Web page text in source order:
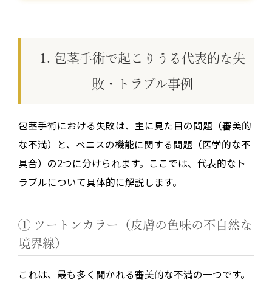
1. 包茎手術で起こりうる代表的な失
敗・トラブル事例
包茎手術における失敗は、主に見た目の問題（審美的
な不満）と、ペニスの機能に関する問題（医学的な不
具合）の2つに分けられます。ここでは、代表的なト
ラブルについて具体的に解説します。
① ツートンカラー（皮膚の色味の不自然な
境界線）
これは、最も多く聞かれる審美的な不満の一つです。